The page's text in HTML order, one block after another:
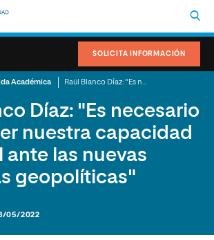
SOLICITA INFORMACIÓN
Académica
Díaz: "Es necesario
nuestra capacidad
ante las nuevas
geopolíticas"
05/2022